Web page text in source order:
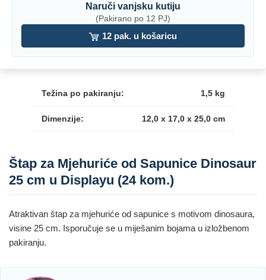
Naruči vanjsku kutiju
(Pakirano po 12 PJ)
12 pak. u košaricu
Težina po pakiranju: 1,5 kg
Dimenzije: 12,0 x 17,0 x 25,0 cm
Štap za Mjehuriće od Sapunice Dinosaur
25 cm u Displayu (24 kom.)
Atraktivan štap za mjehuriće od sapunice s motivom dinosaura,
visine 25 cm. Isporučuje se u miješanim bojama u izložbenom
pakiranju.